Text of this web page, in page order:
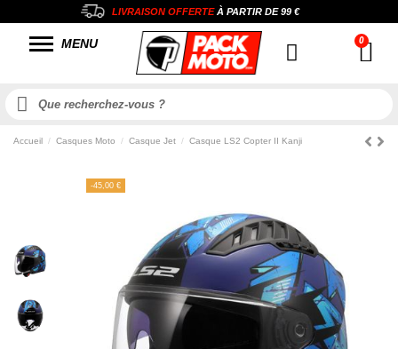
LIVRAISON OFFERTEÀ PARTIR DE99 €
MENU
Accueil Casques Moto Casque Jet Casque LS2 Copter II Kanji
-45,00 €